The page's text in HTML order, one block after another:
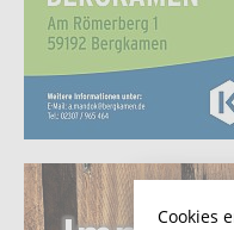
Cookies